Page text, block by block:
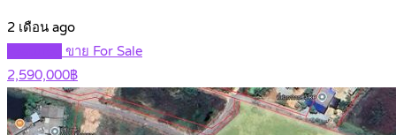
2 เดือน ago
ขาย For Sale
2,590,000฿